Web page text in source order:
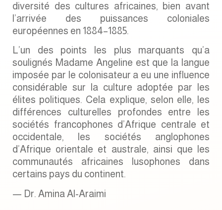
diversité des cultures africaines, bien avant
l’arrivée des puissances coloniales
européennes en 1884–1885.
L’un des points les plus marquants qu’a
soulignés Madame Angeline est que la langue
imposée par le colonisateur a eu une influence
considérable sur la culture adoptée par les
élites politiques. Cela explique, selon elle, les
différences culturelles profondes entre les
sociétés francophones d’Afrique centrale et
occidentale, les sociétés anglophones
d’Afrique orientale et australe, ainsi que les
communautés africaines lusophones dans
certains pays du continent.
— Dr. Amina Al-Araimi